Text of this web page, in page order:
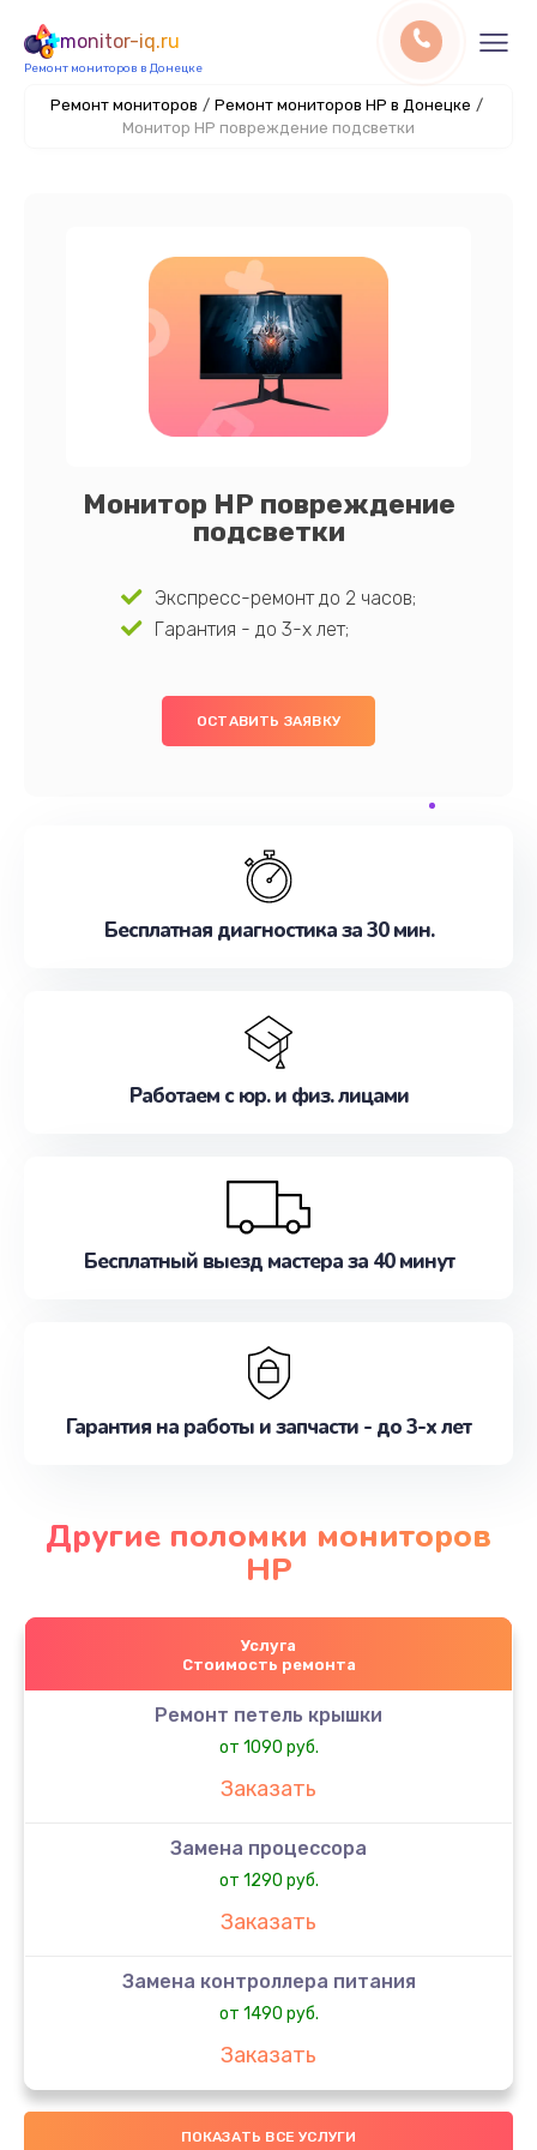
monitor-iq.ru
Ремонт мониторов в Донецке
Ремонт мониторов / Ремонт мониторов HP в Донецке /
Монитор HP повреждение подсветки
Монитор HP повреждение
подсветки
Экспресс-ремонт до 2 часов;
Гарантия - до 3-х лет;
ОСТАВИТЬ ЗАЯВКУ
Бесплатная диагностика за 30 мин.
Работаем с юр. и физ. лицами
Бесплатный выезд мастера за 40 минут
Гарантия на работы и запчасти - до 3-х лет
Другие поломки мониторов
HP
Услуга
Стоимость ремонта
Ремонт петель крышки
от 1090 руб.
Заказать
Замена процессора
от 1290 руб.
Заказать
Замена контроллера питания
от 1490 руб.
Заказать
Замена шим-контроллера
ПОКАЗАТЬ ВСЕ УСЛУГИ